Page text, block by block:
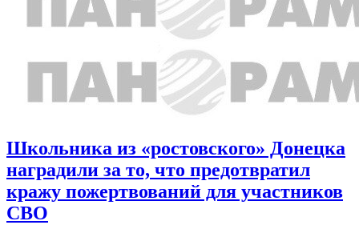
Школьника из «ростовского» Донецка
наградили за то, что предотвратил
кражу пожертвований для участников
СВО